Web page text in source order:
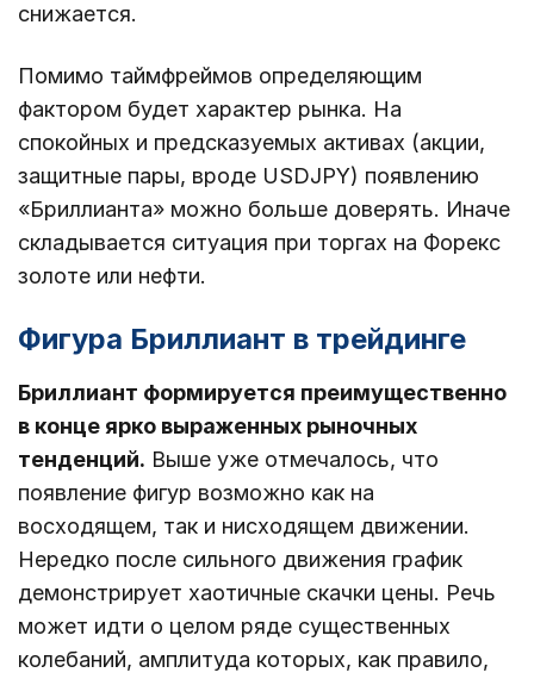
снижается.
Помимо таймфреймов определяющим
фактором будет характер рынка. На
спокойных и предсказуемых активах (акции,
защитные пары, вроде USDJPY) появлению
«Бриллианта» можно больше доверять. Иначе
складывается ситуация при торгах на Форекс
золоте или нефти.
Фигура Бриллиант в трейдинге
Бриллиант формируется преимущественно
в конце ярко выраженных рыночных
тенденций. Выше уже отмечалось, что
появление фигур возможно как на
восходящем, так и нисходящем движении.
Нередко после сильного движения график
демонстрирует хаотичные скачки цены. Речь
может идти о целом ряде существенных
колебаний, амплитуда которых, как правило,